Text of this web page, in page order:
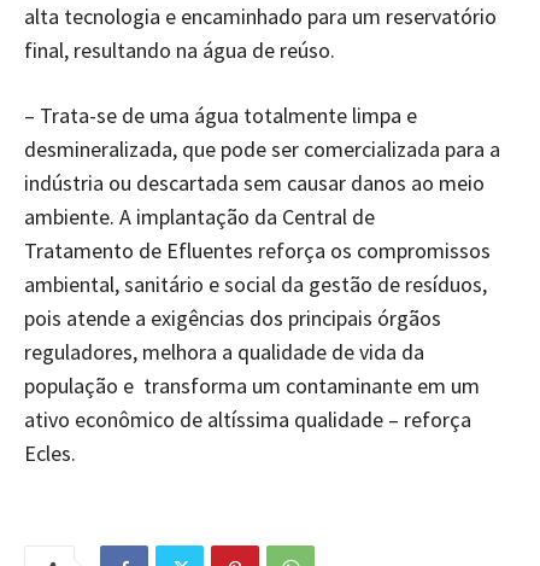
alta tecnologia e encaminhado para um reservatório
final, resultando na água de reúso.
– Trata-se de uma água totalmente limpa e
desmineralizada, que pode ser comercializada para a
indústria ou descartada sem causar danos ao meio
ambiente. A implantação da Central de
Tratamento de Efluentes reforça os compromissos
ambiental, sanitário e social da gestão de resíduos,
pois atende a exigências dos principais órgãos
reguladores, melhora a qualidade de vida da
população e transforma um contaminante em um
ativo econômico de altíssima qualidade – reforça
Ecles.